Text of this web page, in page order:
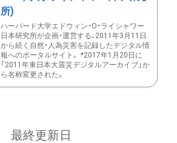
所)
ハーバード大学エドウィン・O・ライシャワー
日本研究所が企画・運営する、2011年3月11日
から続く自然・人為災害を記録したデジタル情
報へのポータルサイト。 *2017年1月20日に
「2011年東日本大震災デジタルアーカイブ」か
ら名称変更された。
最終更新日